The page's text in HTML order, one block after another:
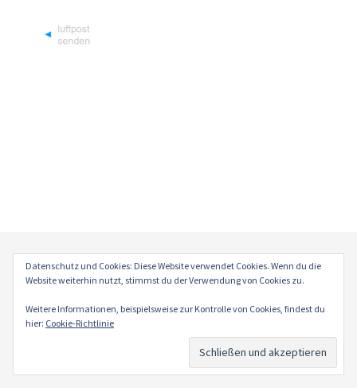
Datenschutz
Datenschutz und Cookies: Diese Website verwendet Cookies. Wenn du die
Website weiterhin nutzt, stimmst du der Verwendung von Cookies zu.
Weitere Informationen, beispielsweise zur Kontrolle von Cookies, findest du
hier: Cookie-Richtlinie